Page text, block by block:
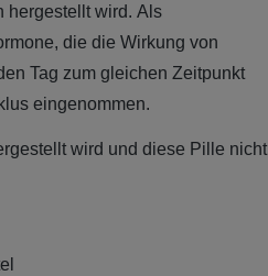
hergestellt wird. Als
die die Wirkung von
Tag zum gleichen Zeitpunkt
eingenommen.
wird und diese Pille nicht